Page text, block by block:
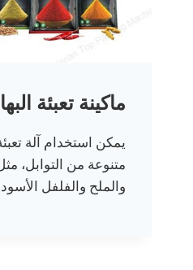
ماكينة تعبئة
يمكن استخدام آلة
متنوعة من التوابل،
والملح والفلفل